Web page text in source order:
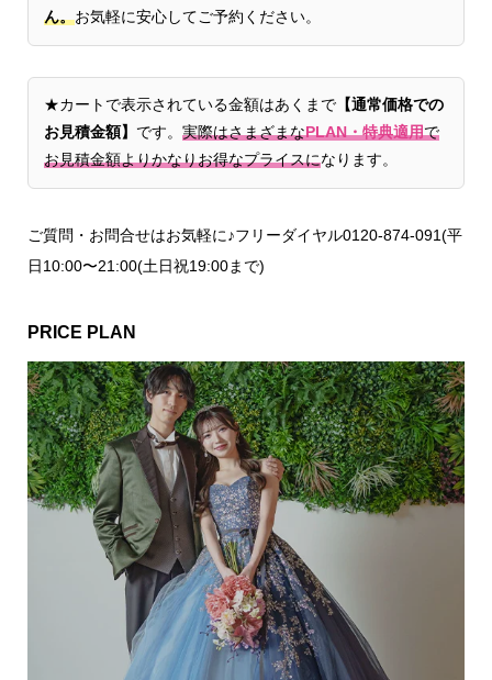
ん。お気軽に安心してご予約ください。
★カートで表示されている金額はあくまで【通常価格での
お見積金額】 です。 実際はさまざまなPLAN・特典適用で
お見積金額よりかなりお得なプライスになります。
ご質問・お問合せはお気軽に♪フリーダイヤル0120-874-091(平
日10:00〜21:00(土日祝19:00まで)
PRICE PLAN